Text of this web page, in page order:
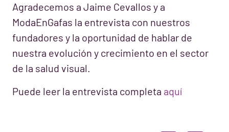
Agradecemos a Jaime Cevallos y a
ModaEnGafas la entrevista con nuestros
fundadores y la oportunidad de hablar de
nuestra evolución y crecimiento en el sector
de la salud visual.
Puede leer la entrevista completa aquí